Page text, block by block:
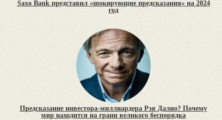
Saxo Bank представил «шокирующие предсказания» на 2024
год
Предсказание инвестора-миллиардера Рэя Далио? Почему
мир находится на грани великого беспорядка